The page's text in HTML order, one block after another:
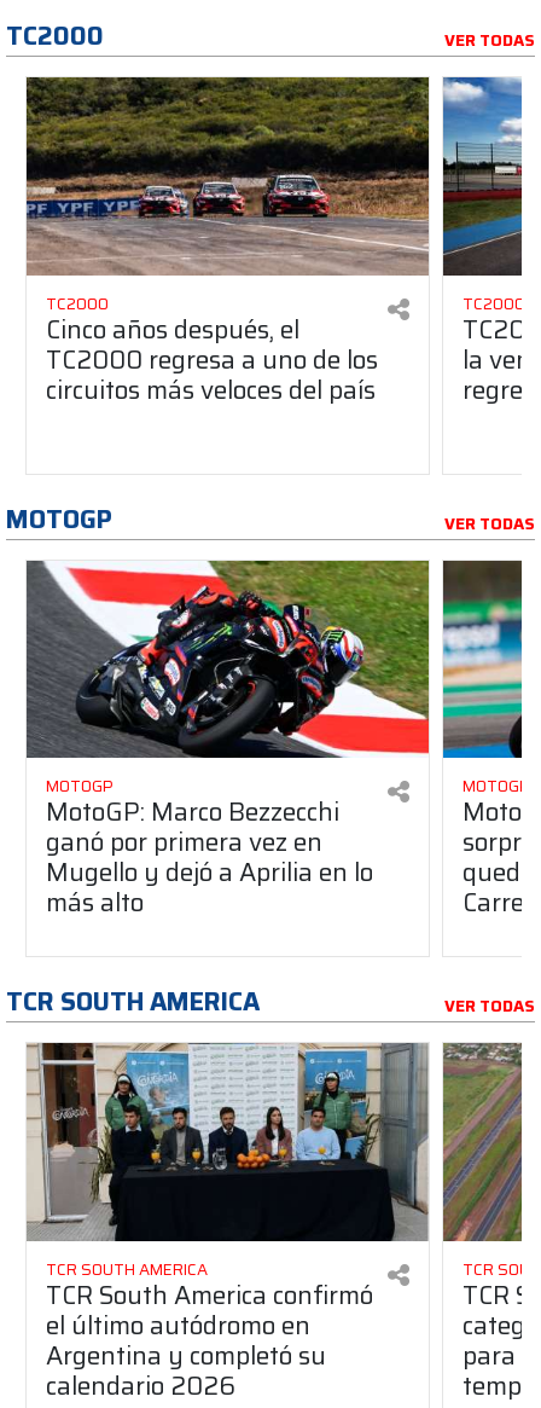
TC2000 VER TODAS
TC2000
Cinco años después, el
TC2000 regresa a uno de los
circuitos más veloces del país
TC2000
la
MOTOGP VER TODAS
MOTOGP
MotoGP: Marco Bezzecchi
ganó por primera vez en
Mugello y dejó a Aprilia en lo
más alto
MOTOGP
TCR SOUTH AMERICA VER TODAS
TCR SOUTH AMERICA
TCR South America confirmó
el último autódromo en
Argentina y completó su
calendario 2026
TCR
TCR
para